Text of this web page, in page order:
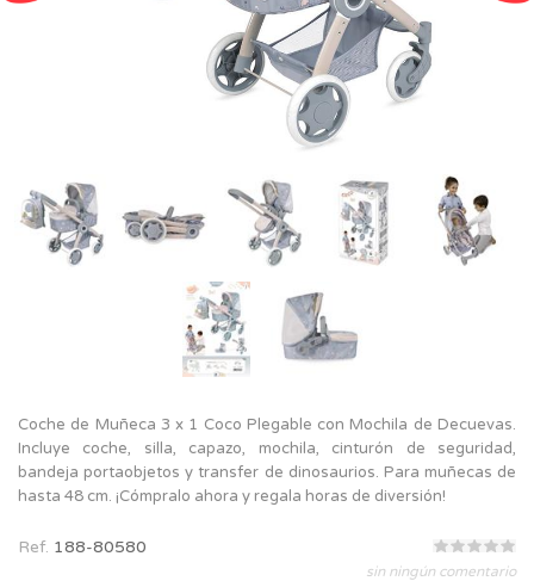
Coche de Muñeca 3 x 1 Coco Plegable con Mochila de Decuevas.
Incluye coche, silla, capazo, mochila, cinturón de seguridad,
bandeja portaobjetos y transfer de dinosaurios. Para muñecas de
hasta 48 cm. ¡Cómpralo ahora y regala horas de diversión!
Ref. 188-80580
sin ningún comentario